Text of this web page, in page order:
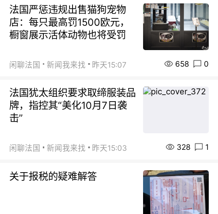
法国严惩违规出售猫狗宠物
店：每只最高罚1500欧元，
橱窗展示活体动物也将受罚
闲聊法国 新闻我来找 昨天15:07 658 0
法国犹太组织要求取缔服装品
牌，指控其“美化10月7日袭
击”
闲聊法国 新闻我来找 昨天15:03 328 1
关于报税的疑难解答